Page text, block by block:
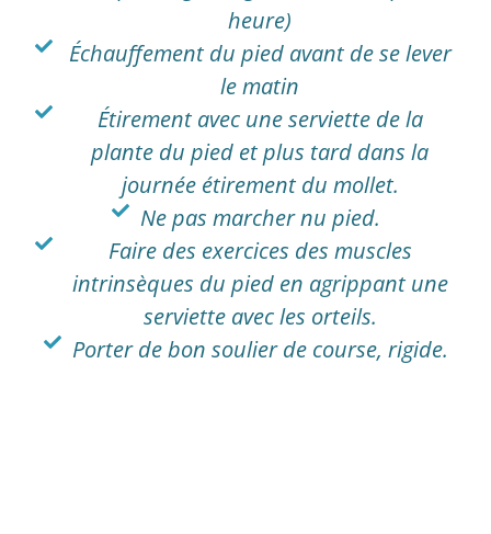
heure)
Échauffement du pied avant de se lever
le matin
Étirement avec une serviette de la
plante du pied et plus tard dans la
journée étirement du mollet.
Ne pas marcher nu pied.
Faire des exercices des muscles
intrinsèques du pied en agrippant une
serviette avec les orteils.
Porter de bon soulier de course, rigide.